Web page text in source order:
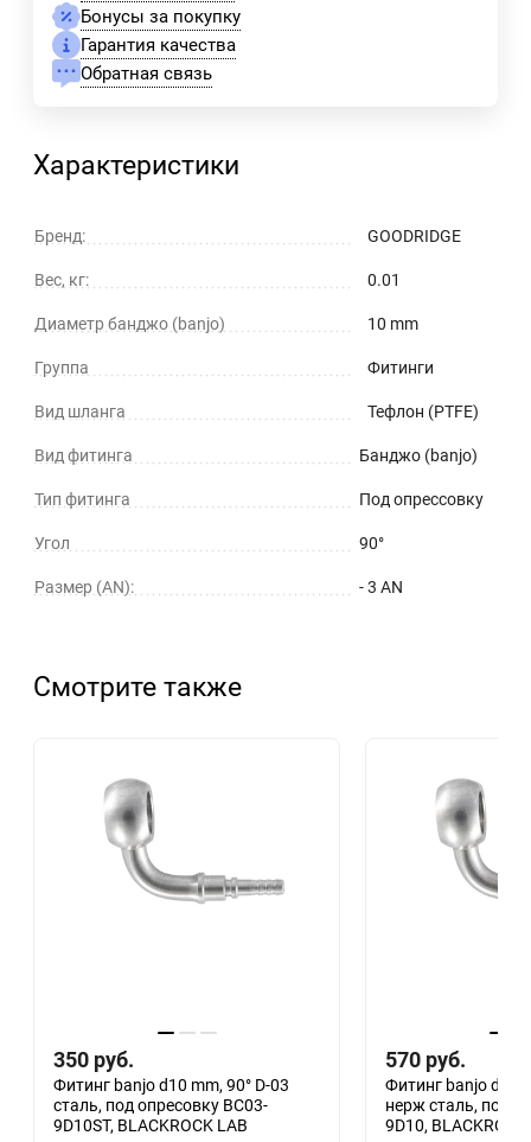
Бонусы за покупку
Гарантия качества
Обратная связь
Характеристики
Бренд: GOODRIDGE
Вес, кг: 0.01
Диаметр банджо (banjo) 10 mm
Группа Фитинги
Вид шланга Тефлон (PTFE)
Вид фитинга Банджо (banjo)
Тип фитинга Под опрессовку
Угол 90°
Размер (AN): - 3 AN
Смотрите также
350 руб.
Фитинг banjo d10 mm, 90° D-03
сталь, под опресовку BC03-
9D10ST, BLACKROCK LAB
570 руб.
Фитинг banjo d10
нерж сталь, под
9D10,